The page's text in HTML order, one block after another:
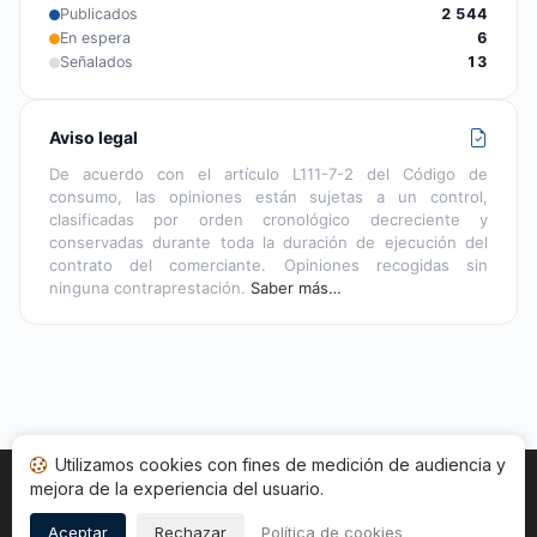
Publicados
2 544
En espera
6
Señalados
13
Aviso legal
De acuerdo con el artículo L111-7-2 del Código de
consumo, las opiniones están sujetas a un control,
clasificadas por orden cronológico decreciente y
conservadas durante toda la duración de ejecución del
contrato del comerciante. Opiniones recogidas sin
ninguna contraprestación. Saber más…
Inicio Estado opiniones Categorías
Utilizamos cookies con fines de medición de audiencia y
mejora de la experiencia del usuario.
Aceptar Rechazar Política de cookies